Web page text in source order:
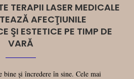
TERAPII LASER MEDICALE
AFECŢIUNILE
ŞI ESTETICE PE TIMP DE
VARĂ
bine şi încredere în sine. Cele mai